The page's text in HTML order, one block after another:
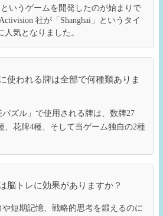
いうゲームを開発したのが始まりで
社が「Shanghai」というタイ
人気となりました。
使われる牌は全部で何種類ありま
ズル」で使用される牌は、数牌27
、花牌4種、そして当ゲーム独自の2種
脳トレに効果がありますか？
短期記憶、戦略的思考を鍛えるのに